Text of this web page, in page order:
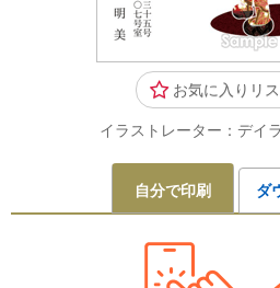
お気に入りリ
イラストレーター：デイ
自分で印刷 ダ